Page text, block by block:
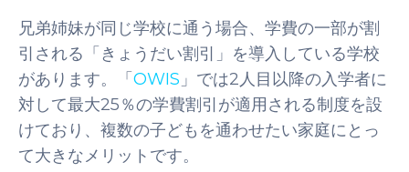
兄弟姉妹が同じ学校に通う場合、学費の一部が割
引される「きょうだい割引」を導入している学校
があります。「 OWIS 」では2人目以降の入学者に
対して最大25％の学費割引が適用される制度を設
けており、複数の子どもを通わせたい家庭にとっ
て大きなメリットです。